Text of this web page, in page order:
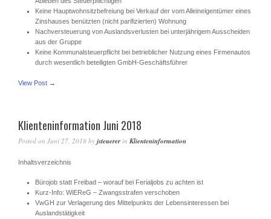
Keine Hauptwohnsitzbefreiung bei Verkauf der vom Alleineigentümer eines
Zinshauses benützten (nicht parifizierten) Wohnung
Nachversteuerung von Auslandsverlusten bei unterjährigem Ausscheiden
aus der Gruppe
Keine Kommunalsteuerpflicht bei betrieblicher Nutzung eines Firmenautos
durch wesentlich beteiligten GmbH-Geschäftsführer
View Post →
Klienteninformation Juni 2018
Posted on Juni 27, 2018 by jsteuerer in Klienteninformation
Inhaltsverzeichnis
Bürojob statt Freibad – worauf bei Ferialjobs zu achten ist
Kurz-Info: WiEReG – Zwangsstrafen verschoben
VwGH zur Verlagerung des Mittelpunkts der Lebensinteressen bei
Auslandstätigkeit